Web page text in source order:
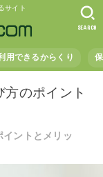
サイト
用できるからくり
SEARCH
のポイント
ントとメリッ